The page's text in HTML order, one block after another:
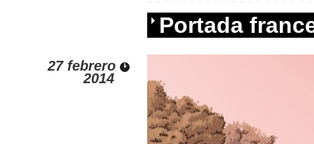
Portada
27 febrero
2014